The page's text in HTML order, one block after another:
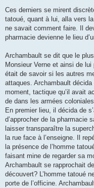
Ces derniers se mirent
tatoué, quant à lui, alla vers
ne savait comment faire. Il
pharmacie devienne le lieu
Archambault se dit que le
Monsieur Verne et ainsi de
était de savoir si les autres
attaques. Archambault
moment, tactique qu’il avait
de dans les armées
En premier lieu, il décida de
d’approcher de la pharmacie
laisser transparaître la
la rue face à l’enseigne. Il
la présence de l’homme
faisant mine de regarder sa
Archambault se rapprochait
découvert? L’homme tatoué
porte de l’officine.